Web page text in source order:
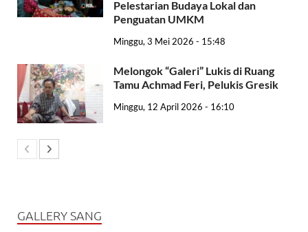
Pelestarian Budaya Lokal dan
Penguatan UMKM
Minggu, 3 Mei 2026 - 15:48
Melongok “Galeri” Lukis di Ruang
Tamu Achmad Feri, Pelukis Gresik
Minggu, 12 April 2026 - 16:10
GALLERY SANG